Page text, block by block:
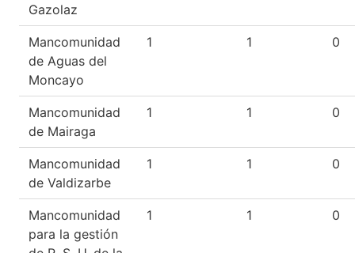
Gazolaz
Mancomunidad
de Aguas del
Moncayo
1 1 0
Mancomunidad
de Mairaga
1 1 0
Mancomunidad
de Valdizarbe
1 1 0
Mancomunidad
para la gestión
1 1 0